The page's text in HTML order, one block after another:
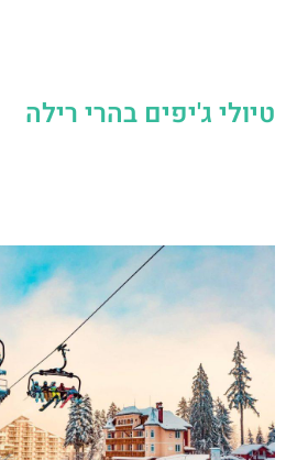
טיולי ג'יפים בהרי רילה